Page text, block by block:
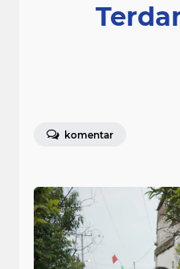
komentar